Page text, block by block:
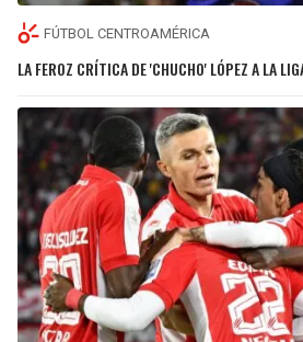
FÚTBOL CENTROAMÉRICA
LA FEROZ CRÍTICA DE 'CHUCHO' LÓPEZ A LA